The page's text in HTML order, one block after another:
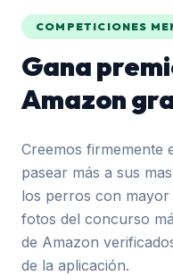
COMPETICIONES
Gana
Amazon
Creemos firmemente
pasear más a sus
los perros con
fotos del concurso
de Amazon
de la aplicación.